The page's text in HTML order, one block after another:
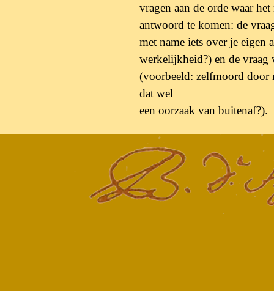
vragen aan de orde waar
antwoord te komen: de
met name iets over je eigen
werkelijkheid?) en de vraag
(voorbeeld: zelfmoord door
dat wel
een oorzaak van buitenaf?).